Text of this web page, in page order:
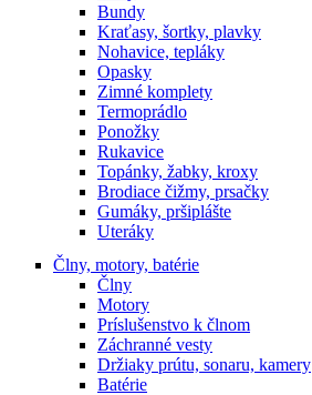
Bundy
Kraťasy, šortky, plavky
Nohavice, tepláky
Opasky
Zimné komplety
Termoprádlo
Ponožky
Rukavice
Topánky, žabky, kroxy
Brodiace čižmy, prsačky
Gumáky, pršiplášte
Uteráky
Člny, motory, batérie
Člny
Motory
Príslušenstvo k člnom
Záchranné vesty
Držiaky prútu, sonaru, kamery
Batérie